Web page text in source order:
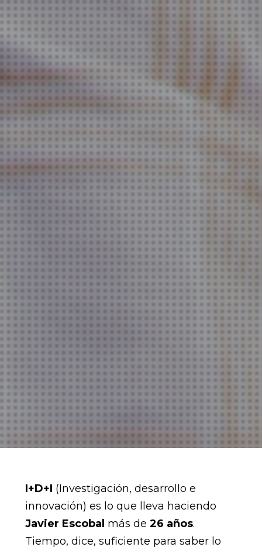
I+D+I (Investigación, desarrollo e
innovación) es lo que lleva haciendo
Javier Escobal más de 26 años.
Tiempo, dice, suficiente para saber lo